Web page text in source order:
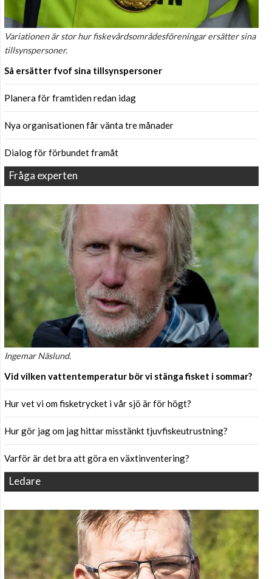
Variationen är stor hur fiskevårdsområdesföreningar ersätter sina
tillsynspersoner.
Så ersätter fvof sina tillsynspersoner
Planera för framtiden redan idag
Nya organisationen får vänta tre månader
Dialog för förbundet framåt
Fråga experten
Ingemar Näslund.
Vid vilken vattentemperatur bör vi stänga fisket i sommar?
Hur vet vi om fisketrycket i vår sjö är för högt?
Hur gör jag om jag hittar misstänkt tjuvfiskeutrustning?
Varför är det bra att göra en växtinventering?
Ledare